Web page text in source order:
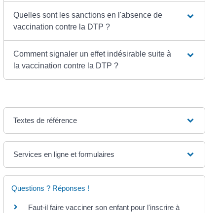
Quelles sont les sanctions en l'absence de
vaccination contre la DTP ?
Comment signaler un effet indésirable suite à
la vaccination contre la DTP ?
Textes de référence
Services en ligne et formulaires
Questions ? Réponses !
Faut-il faire vacciner son enfant pour l'inscrire à